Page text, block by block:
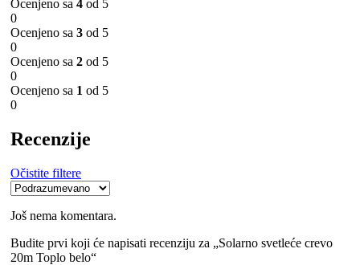
Ocenjeno sa 4 od 5
0
Ocenjeno sa 3 od 5
0
Ocenjeno sa 2 od 5
0
Ocenjeno sa 1 od 5
0
Recenzije
Očistite filtere
Još nema komentara.
Budite prvi koji će napisati recenziju za „Solarno svetleće crevo
20m Toplo belo“